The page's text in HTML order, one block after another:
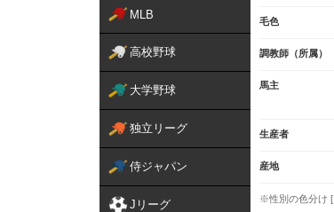
MLB
高校野球
大学野球
独立リーグ
侍ジャパン
Jリーグ
毛色
調教師（所属）
馬主
生産者
産地
※性別の色分け [